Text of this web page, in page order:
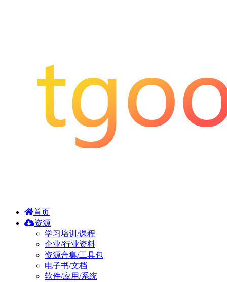
首页
资源
学习培训/课程
企业/行业资料
资源合集/工具包
电子书/文档
软件/应用/系统